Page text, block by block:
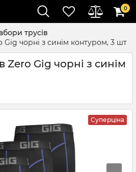
0
трусів
Gig чорні з синім контуром, 3 шт
Zero Gig чорні з синім
Суперціна